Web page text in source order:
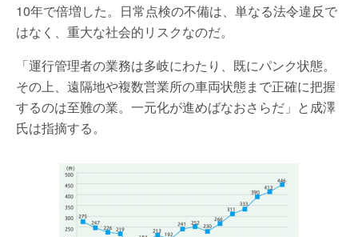
10年で倍増した。日常点検の不備は、単なる法令違反で
はなく、重大な社会的リスクなのだ。
「運行管理者の業務は多岐にわたり、既にパンク状態。
その上、遠隔地や複数営業所の車両状態まで正確に把握
するのは至難の業。一元化が進めばなおさらだ」と成澤
氏は指摘する。